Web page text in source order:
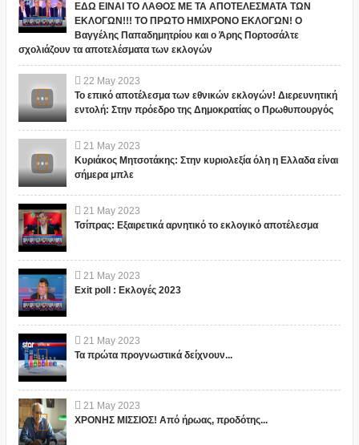
ΕΔΩ ΕΙΝΑΙ ΤΟ ΛΑΘΟΣ ΜΕ ΤΑ ΑΠΟΤΕΛΕΣΜΑΤΑ ΤΩΝ
ΕΚΛΟΓΩΝ!!! ΤΟ ΠΡΩΤΟ ΗΜΙΧΡΟΝΟ ΕΚΛΟΓΩΝ! Ο
Βαγγέλης Παπαδημητρίου και ο Άρης Πορτοσάλτε
σχολιάζουν τα αποτελέσματα των εκλογών
22 May 2023
Το επικό αποτέλεσμα των εθνικών εκλογών! Διερευνητική
εντολή: Στην πρόεδρο της Δημοκρατίας ο Πρωθυπουργός
21 May 2023
Κυριάκος Μητσοτάκης: Στην κυριολεξία όλη η Ελλαδα είναι
σήμερα μπλε
21 May 2023
Τσίπρας: Εξαιρετικά αρνητικό το εκλογικό αποτέλεσμα
21 May 2023
Exit poll : Εκλογές 2023
21 May 2023
Τα πρώτα προγνωστικά δείχνουν...
21 May 2023
ΧΡΟΝΗΣ ΜΙΣΣΙΟΣ! Από ήρωας, προδότης...